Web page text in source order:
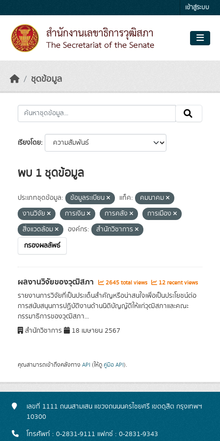
เข้าสู่ระบบ
ชุดข้อมูล
เรียงโดย
พบ 1 ชุดข้อมูล
ประเภทชุดข้อมูล: ข้อมูลระเบียน แท็ค:
คมนาคม
งานวิจัย
การเงิน การคลัง
การเมือง
สิ่งแวดล้อม
องค์กร:
สำนักวิชาการ
กรองผลลัพธ์
ผลงานวิจัยของวุฒิสภา 2645 total views 12 recent views
รายงานการวิจัยที่เป็นประเด็นสำคัญหรือน่าสนใจเพื่อเป็นประโยชน์ต่อ
การสนับสนุนการปฏิบัติงานด้านนิติบัญญัติให้แก่วุฒิสภาและคณะ
กรรมาธิการของวุฒิสภา...
สำนักวิชาการ
18 เมษายน 2567
คุณสามารถเข้าถึงคลังทาง API (ให้ดู คู่มือ API).
เลขที่ 1111 ถนนสามเสน แขวงถนนนครไชยศรี เขตดุสิต กรุงเทพฯ
10300
โทรศัพท์ : 0-2831-9111 แฟกซ์ : 0-2831-9343